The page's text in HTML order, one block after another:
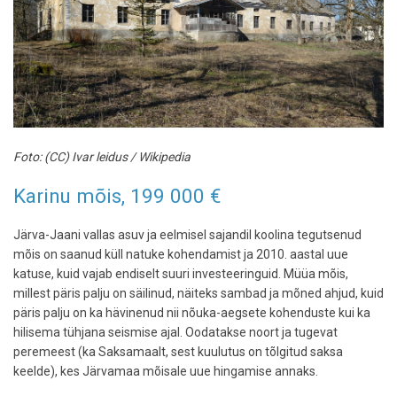
Foto: (CC) Ivar leidus / Wikipedia
Karinu mõis, 199 000 €
Järva-Jaani vallas asuv ja eelmisel sajandil koolina tegutsenud
mõis on saanud küll natuke kohendamist ja 2010. aastal uue
katuse, kuid vajab endiselt suuri investeeringuid. Müüa mõis,
millest päris palju on säilinud, näiteks sambad ja mõned ahjud, kuid
päris palju on ka hävinenud nii nõuka-aegsete kohenduste kui ka
hilisema tühjana seismise ajal. Oodatakse noort ja tugevat
peremeest (ka Saksamaalt, sest kuulutus on tõlgitud saksa
keelde), kes Järvamaa mõisale uue hingamise annaks.